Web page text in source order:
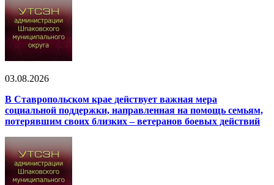
03.08.2026
В Ставропольском крае действует важная мера
социальной поддержки, направленная на помощь семьям,
потерявшим своих близких – ветеранов боевых действий